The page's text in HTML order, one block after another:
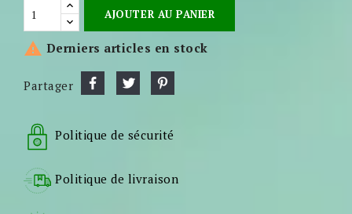
AJOUTER AU PANIER
 Derniers articles en stock
Partager
Politique de sécurité
Politique de livraison